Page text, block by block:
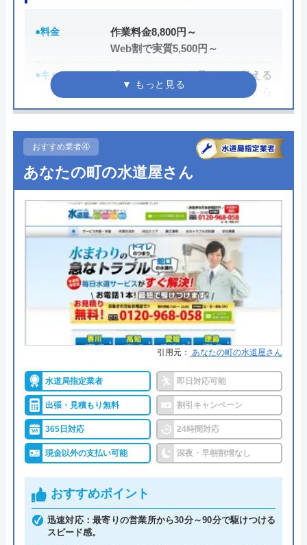
棚原健太郎
創業・設立
対応エリア 全国40都道府県
●料金
作業料金8,800円～
Web割で実質5,500円～
●キャンペーン
「ホームページを見た」と伝える
だけで、WEB割で作業料金から
3,000円割引！
●駆けつけ時間 最短20分
●定休日 年中無休
●出張見積もり 出張・見積もり無料
●支払い方法
現金、銀行振込、モバイル、後払
い決済、クレジットカード
●累計実績
年間25万件、累計500万件の修理交
換実績
●保証・保険
工事保証12年・商品保証10年(最
大)
詳細は公式HPでご確認ください
イースマイルがおすすめの理由
イースマイルは対応する自治体で適切な工事ができ
ると認められている水道局指定業者です。
土日祝日・深夜早朝含む24時間365日、いつ相談し
ても割増料金がかからず、作業が始まるまでは一切
費用がかからないかなり信頼できる業者です。
おすすめ業者④
あなたの町の水道屋さん
引用元： あなたの町の水道屋さん
水道局指定業者 即日対応可能
出張・見積もり無料 割引キャンペーン
365日対応 24時間対応
現金以外の支払い可能 深夜・早朝割増なし
おすすめポイント
迅速対応：最寄りの営業所から30分～90分で駆けつける
スピード感。